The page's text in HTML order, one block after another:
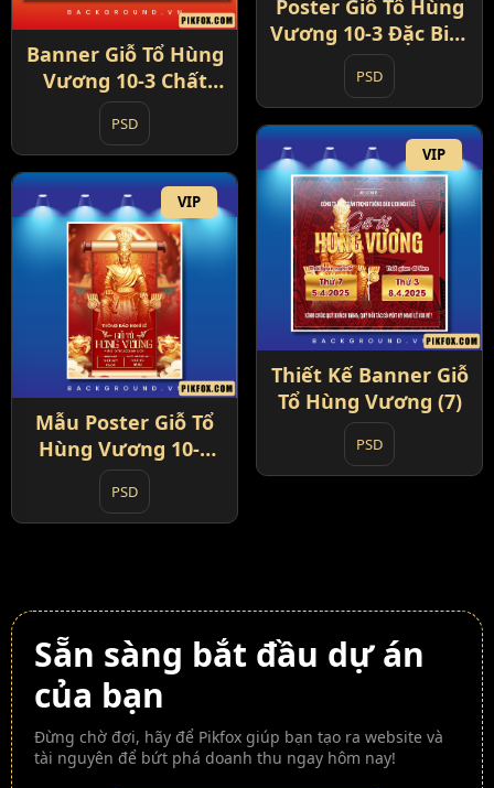
Poster Giỗ Tổ Hùng
Vương 10-3 Đặc Biệt
(5)
PSD
Banner Giỗ Tổ Hùng
Vương 10-3 Chất
Lượng (6)
PSD
VIP
Thiết Kế Banner Giỗ
Tổ Hùng Vương (7)
PSD
VIP
Mẫu Poster Giỗ Tổ
Hùng Vương 10-3
Âm Lịch (8)
PSD
Sẵn sàng bắt đầu dự án
của bạn
Đừng chờ đợi, hãy để Pikfox giúp bạn tạo ra website và
tài nguyên để bứt phá doanh thu ngay hôm nay!